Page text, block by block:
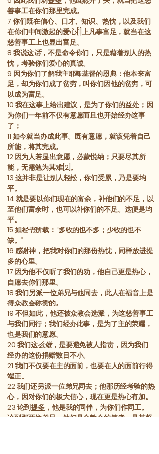
善事工在你们那里完成。
7 你们既在信心、口才、知识、热忱，以及我们
在你们中间激起的爱心[1]上凡事富足，就当在这
慈善事工上也显出富足。
8 我说这话，不是命令你们，只是藉著别人的热
忱，考验你们爱心的真诚。
9 因为你们了解我主耶稣基督的恩典：他本来富
足，却为你们成了贫穷，叫你们因他的贫穷，可
以成为富足。
10 我在这事上给出建议，是为了你们的益处；因
为你们一年前不仅有意愿而且也开始经办这事
了；
11 如今就当办成此事。既有意愿，就该凭着自己
所能，将其完成。
12 因为人若显出意愿，必蒙悦纳；只要尽其所
能，无需勉为其难[2]。
13 这并非是让别人轻松，你们受累，乃是要均
平。
14 就是要以你们现在的富余，补他们的不足，以
至他们富余时，也可以补你们的不足。这便是均
平。
15 如经书所载：“多收的也不多；少收的也不
缺。”
16 感谢神，把我对你们的那份热忱，同样放进提
多的心里。
17 因为他不仅听了我们的劝，他自己更是热心，
自愿去你们那里。
18 我们另派一位弟兄与他同去，此人在福音上是
得众教会称赞的。
19 不但如此，他还被众教会选派，为这慈善事工
与我们同行；我们经办此事，是为了主的荣耀，
也是我们的意愿。
20 我们这么做，是要避免被人指责，因为我们
经办的这份捐赠数目不小。
21 我们不仅要在主的面前，也要在人的面前行得
端正。
22我们还另派一位弟兄同去；他那历经考验的热
心，因对你们的极大信心，现在更是热心有加。
23 论到提多 ，他是我的同伴，为你们作同工。
论到那两位弟兄，他们是众教会的使者，是基督